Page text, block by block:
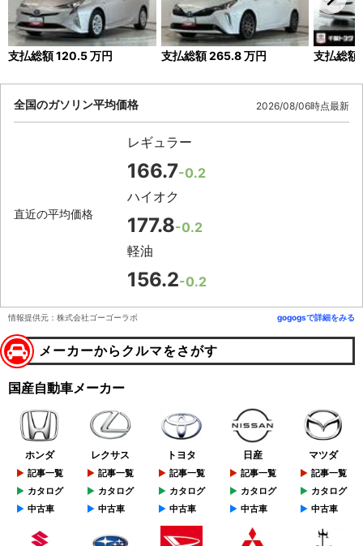
支払総額120.5万円 支払総額265.8万円 支払総額
全国のガソリン平均価格 2026/08/06時点最新
直近の平均価格
レギュラー
166.7-0.2
ハイオク
177.8-0.2
軽油
156.2-0.2
情報提供元：株式会社ゴーゴーラボ gogogsで詳細をみる
メーカーからクルマをさがす
国産自動車メーカー
ホンダ
記事一覧
カタログ
中古車
レクサス
記事一覧
カタログ
中古車
トヨタ
記事一覧
カタログ
中古車
日産
記事一覧
カタログ
中古車
マツダ
記事一覧
カタログ
中古車